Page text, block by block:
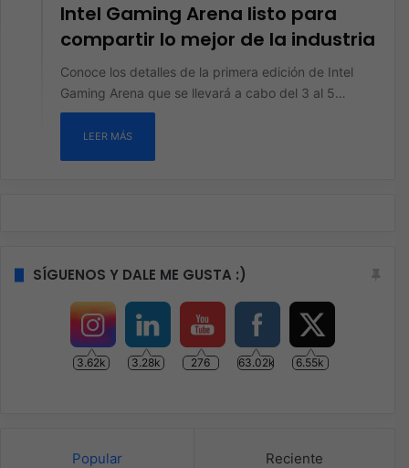
Intel Gaming Arena listo para
compartir lo mejor de la industria
Conoce los detalles de la primera edición de Intel
Gaming Arena que se llevará a cabo del 3 al 5…
LEER MÁS
SÍGUENOS Y DALE ME GUSTA :)
3.62k 3.28k 276 63.02k 6.55k
Popular Reciente